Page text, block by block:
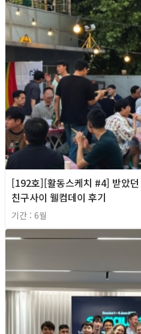
[192호][활동스케치 #4] 받았
친구사이 웰컴데이 후기
기간 : 6월